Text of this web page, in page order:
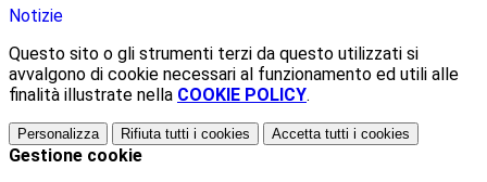
Notizie
Questo sito o gli strumenti terzi da questo utilizzati si
avvalgono di cookie necessari al funzionamento ed utili alle
finalità illustrate nella COOKIE POLICY.
Personalizza Rifiuta tutti i cookies Accetta tutti i cookies
Gestione cookie